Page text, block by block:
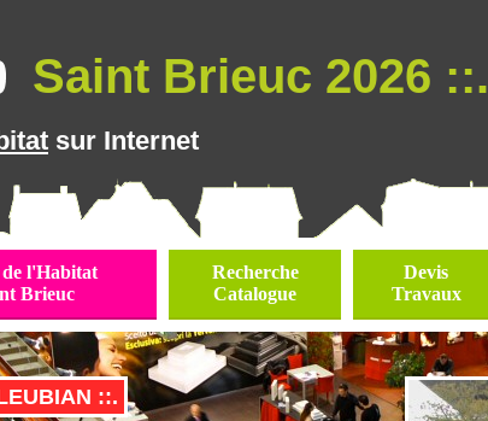
Saint Brieuc 2026 ::.
sur Internet
de l'Habitat
Brieuc
Recherche
Catalogue
Devis
Travaux
::.